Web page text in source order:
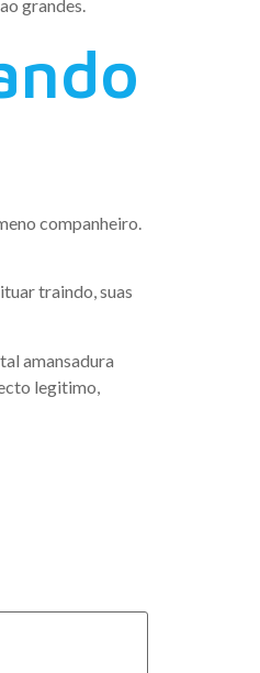
grandes.
companheiro.
traindo, suas
amansadura
legitimo,